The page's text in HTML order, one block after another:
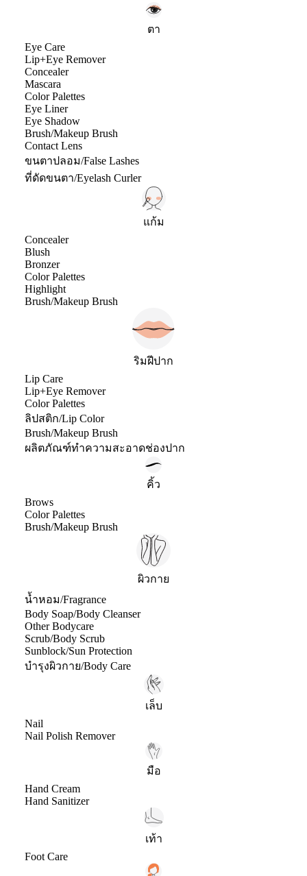
ตา
Eye Care
Lip+Eye Remover
Concealer
Mascara
Color Palettes
Eye Liner
Eye Shadow
Brush/Makeup Brush
Contact Lens
ขนตาปลอม/False Lashes
ที่ดัดขนตา/Eyelash Curler
แก้ม
Concealer
Blush
Bronzer
Color Palettes
Highlight
Brush/Makeup Brush
ริมฝีปาก
Lip Care
Lip+Eye Remover
Color Palettes
ลิปสติก/Lip Color
Brush/Makeup Brush
ผลิตภัณฑ์ทำความสะอาดช่องปาก
คิ้ว
Brows
Color Palettes
Brush/Makeup Brush
ผิวกาย
น้ำหอม/Fragrance
Body Soap/Body Cleanser
Other Bodycare
Scrub/Body Scrub
Sunblock/Sun Protection
บำรุงผิวกาย/Body Care
เล็บ
Nail
Nail Polish Remover
มือ
Hand Cream
Hand Sanitizer
เท้า
Foot Care